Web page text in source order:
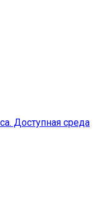
Доступная среда